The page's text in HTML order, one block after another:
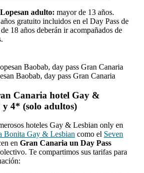
adulto: mayor de 13 años.
gratuito incluidos en el Day Pass de
18 años deberán ir acompañados de
Baobab, day pass Gran Canaria
Canaria hotel Gay &
4* (solo adultos)
hoteles Gay & Lesbian only en
Bonita Gay & Lesbian como el Seven
en Gran Canaria un Day Pass
Te compartimos sus tarifas para